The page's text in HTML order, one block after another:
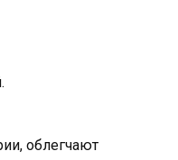
облегчают